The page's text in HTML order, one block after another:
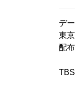
デ
東
配